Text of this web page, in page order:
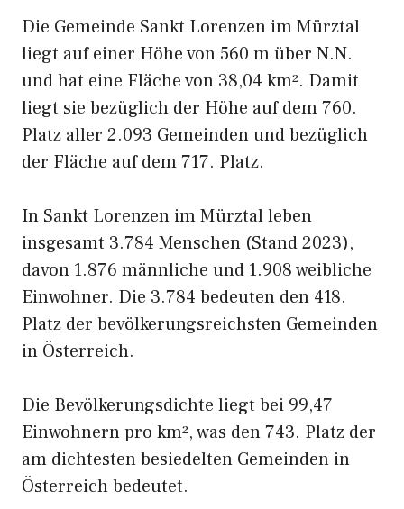
Die Gemeinde Sankt Lorenzen im Mürztal
liegt auf einer Höhe von 560 m über N.N.
und hat eine Fläche von 38,04 km². Damit
liegt sie bezüglich der Höhe auf dem 760.
Platz aller 2.093 Gemeinden und bezüglich
der Fläche auf dem 717. Platz.
In Sankt Lorenzen im Mürztal leben
insgesamt 3.784 Menschen (Stand 2023),
davon 1.876 männliche und 1.908 weibliche
Einwohner. Die 3.784 bedeuten den 418.
Platz der bevölkerungsreichsten Gemeinden
in Österreich.
Die Bevölkerungsdichte liegt bei 99,47
Einwohnern pro km², was den 743. Platz der
am dichtesten besiedelten Gemeinden in
Österreich bedeutet.